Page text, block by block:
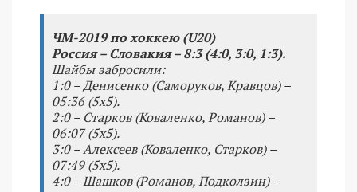
ЧМ-2019 по хоккею (U20)
Россия – Словакия – 8:3 (4:0, 3:0, 1:3).
Шайбы забросили:
1:0 – Денисенко (Саморуков, Кравцов) –
05:36 (5x5).
2:0 – Старков (Коваленко, Романов) –
06:07 (5x5).
3:0 – Алексеев (Коваленко, Старков) –
07:49 (5x5).
4:0 – Шашков (Романов, Подколзин) –